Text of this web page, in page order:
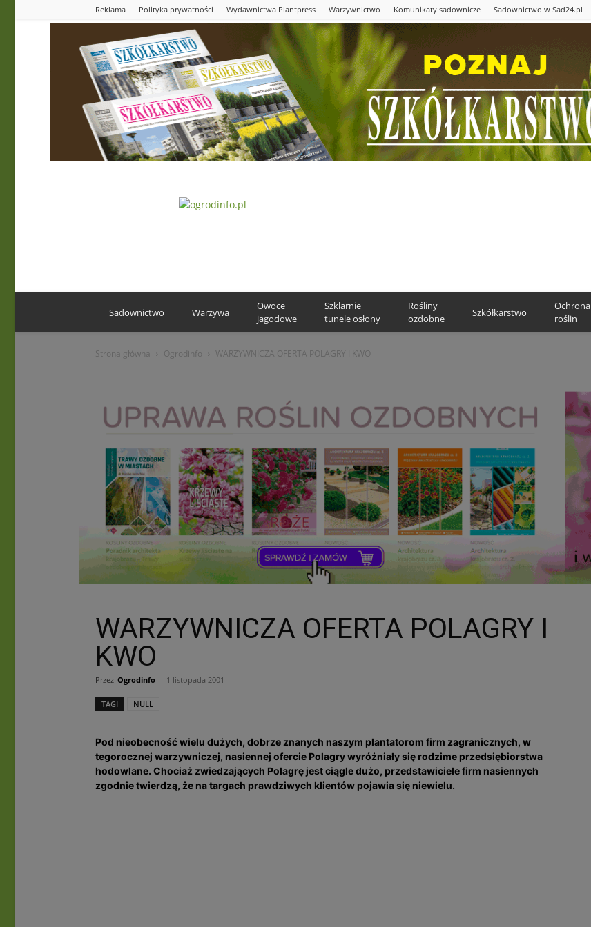
Reklama Polityka prywatności Wydawnictwa Plantpress Warzywnictwo Komunikaty sadownicze Sadownictwo w Sad24.pl
Sadownictwo Warzywa
Owoce
jagodowe
Szklarnie
tunele osłony
Rośliny
ozdobne
Szkółkarstwo
Ochrona
roślin
Strona główna Ogrodinfo WARZYWNICZA OFERTA POLAGRY I KWO
WARZYWNICZA OFERTA POLAGRY I
KWO
Przez Ogrodinfo - 1 listopada 2001
TAGI NULL
Pod nieobecność wielu dużych, dobrze znanych naszym plantatorom firm zagranicznych, w
tegorocznej warzywniczej, nasiennej ofercie Polagry wyróżniały się rodzime przedsiębiorstwa
hodowlane. Chociaż zwiedzających Polagrę jest ciągle dużo, przedstawiciele firm nasiennych
zgodnie twierdzą, że na targach prawdziwych klientów pojawia się niewielu.